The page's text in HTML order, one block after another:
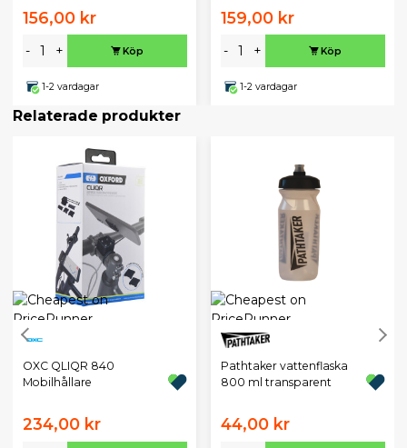
156,00 kr
- + Köp
1-2 vardagar
159,00 kr
- + Köp
1-2 vardagar
Relaterade produkter
OXC QLIQR 840
Mobilhållare
234,00 kr
Pathtaker vattenflaska
800 ml transparent
44,00 kr